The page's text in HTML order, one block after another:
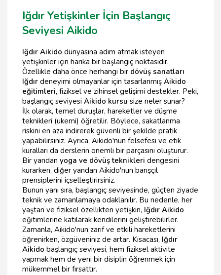
Iğdır Yetişkinler İçin Başlangıç
Seviyesi Aikido
Iğdır Aikido dünyasına adım atmak isteyen
yetişkinler için harika bir başlangıç noktasıdır.
Özellikle daha önce herhangi bir dövüş sanatları
Iğdır deneyimi olmayanlar için tasarlanmış Aikido
eğitimleri, fiziksel ve zihinsel gelişimi destekler. Peki,
başlangıç seviyesi Aikido kursu size neler sunar?
İlk olarak, temel duruşlar, hareketler ve düşme
teknikleri (ukemi) öğretilir. Böylece, sakatlanma
riskini en aza indirerek güvenli bir şekilde pratik
yapabilirsiniz. Ayrıca, Aikido'nun felsefesi ve etik
kuralları da derslerin önemli bir parçasını oluşturur.
Bir yandan yoga ve dövüş teknikleri dengesini
kurarken, diğer yandan Aikido'nun barışçıl
prensiplerini içselleştirirsiniz.
Bunun yanı sıra, başlangıç seviyesinde, güçten ziyade
teknik ve zamanlamaya odaklanılır. Bu nedenle, her
yaştan ve fiziksel özellikten yetişkin, Iğdır Aikido
eğitimlerine katılarak kendilerini geliştirebilirler.
Zamanla, Aikido'nun zarif ve etkili hareketlerini
öğrenirken, özgüveniniz de artar. Kısacası, Iğdır
Aikido başlangıç seviyesi, hem fiziksel aktivite
yapmak hem de yeni bir disiplin öğrenmek için
mükemmel bir fırsattır.